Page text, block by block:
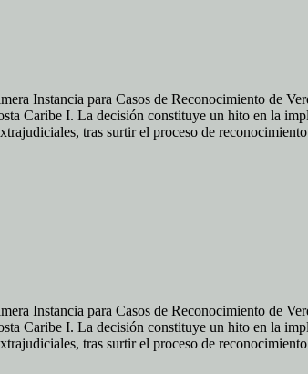
Instancia para Casos de Reconocimiento de
Caribe I. La decisión constituye un hito en la
tras surtir el proceso de
Instancia para Casos de Reconocimiento de
Caribe I. La decisión constituye un hito en la
tras surtir el proceso de